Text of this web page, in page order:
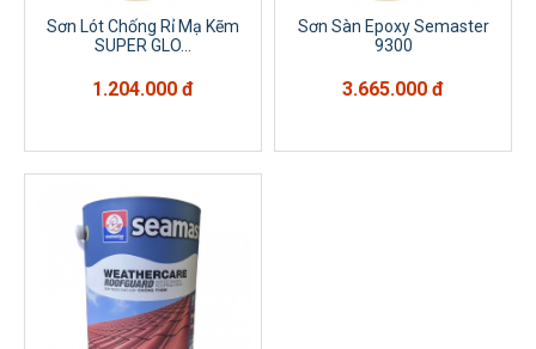
Sơn Lót Chống Rỉ Mạ Kẽm
SUPER GLO...
1.204.000 đ
Sơn Sàn Epoxy Semaster
9300
3.665.000 đ